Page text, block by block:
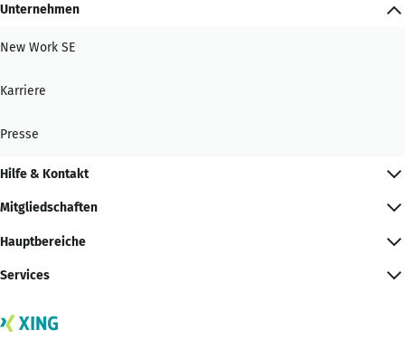
Unternehmen
New Work SE
Karriere
Presse
Hilfe & Kontakt
Mitgliedschaften
Hauptbereiche
Services